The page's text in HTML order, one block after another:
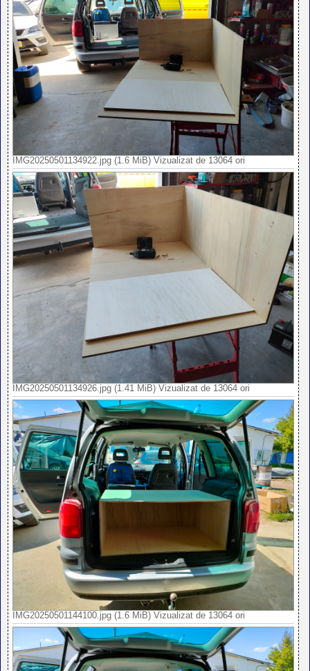
IMG20250501134922.jpg (1.6 MiB) Vizualizat de 13064 ori
IMG20250501134926.jpg (1.41 MiB) Vizualizat de 13064 ori
IMG20250501144100.jpg (1.6 MiB) Vizualizat de 13064 ori